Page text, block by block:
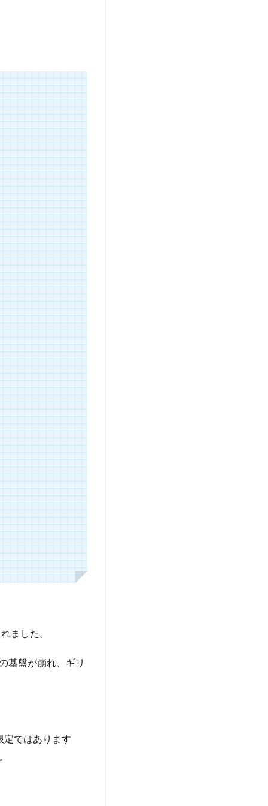
ました。
基盤が崩れ、ギリ
定ではあります